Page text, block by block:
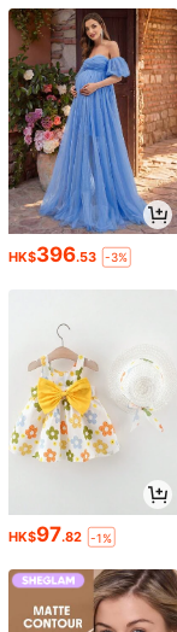
HK$396.53 -3%
HK$97.82 -1%